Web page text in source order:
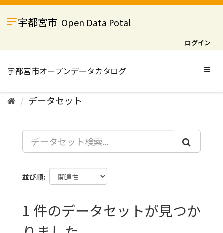
ス
宇都宮市 Open Data Potal
ログイン
データセット
並び順
1 件のデータセットが見つか